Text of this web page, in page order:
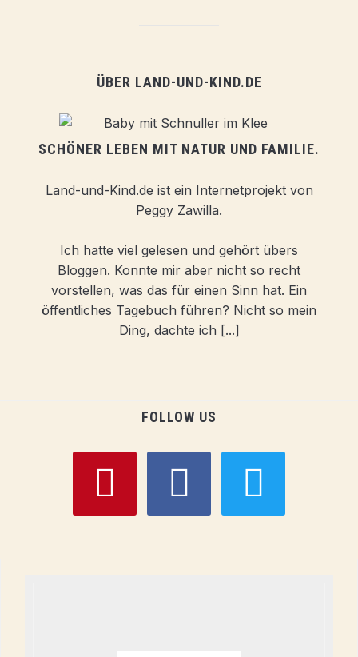
ÜBER LAND-UND-KIND.DE
SCHÖNER LEBEN MIT NATUR UND FAMILIE.
Land-und-Kind.de ist ein Internetprojekt von
Peggy Zawilla.
Ich hatte viel gelesen und gehört übers
Bloggen. Konnte mir aber nicht so recht
vorstellen, was das für einen Sinn hat. Ein
öffentliches Tagebuch führen? Nicht so mein
Ding, dachte ich [...]
FOLLOW US